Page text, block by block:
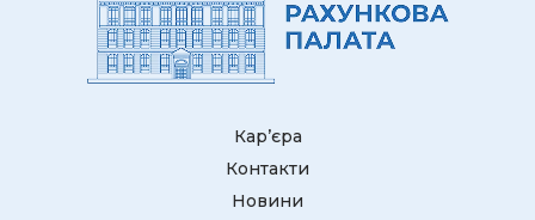
Кар’єра
Контакти
Новини